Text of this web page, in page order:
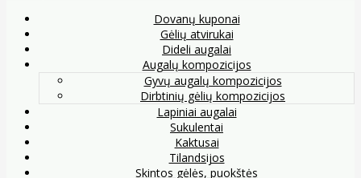
Dovanų kuponai
Gėlių atvirukai
Dideli augalai
Augalų kompozicijos
Gyvų augalų kompozicijos
Dirbtinių gėlių kompozicijos
Lapiniai augalai
Sukulentai
Kaktusai
Tilandsijos
Skintos gėlės, puokštės